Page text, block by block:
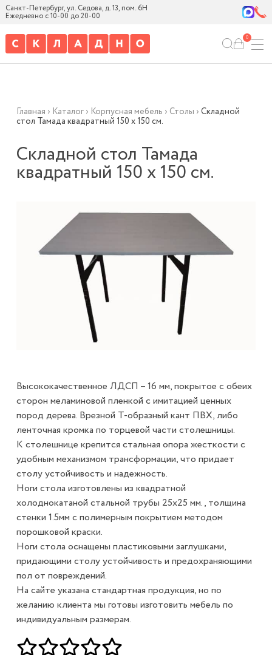
Санкт-Петербург, ул. Седова, д. 13, пом. 6Н
Ежедневно с 10-00 до 20-00
0
Главная › Каталог› Корпусная мебель › Столы › Складной
стол Тамада квадратный 150 х 150 см.
Складной стол Тамада
квадратный 150 х 150 см.
Высококачественное ЛДСП – 16 мм, покрытое с обеих
сторон меламиновой пленкой с имитацией ценных
пород дерева. Врезной Т-образный кант ПВХ, либо
ленточная кромка по торцевой части столешницы.
К столешнице крепится стальная опора жесткости с
удобным механизмом трансформации, что придает
столу устойчивость и надежность.
Ноги стола изготовлены из квадратной
холоднокатаной стальной трубы 25х25 мм., толщина
стенки 1.5мм с полимерным покрытием методом
порошковой краски.
Ноги стола оснащены пластиковыми заглушками,
придающими столу устойчивость и предохраняющими
пол от повреждений.
На сайте указана стандартная продукция, но по
желанию клиента мы готовы изготовить мебель по
индивидуальным размерам.